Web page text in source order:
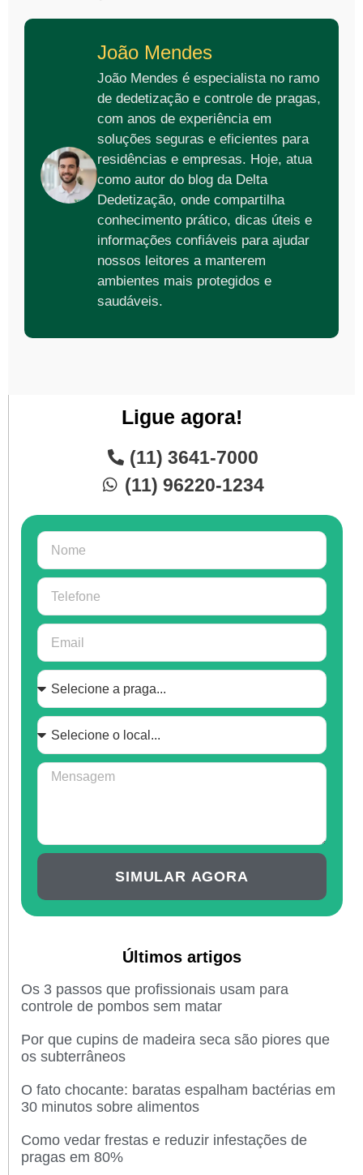
João Mendes
João Mendes é especialista no ramo
de dedetização e controle de pragas,
com anos de experiência em
soluções seguras e eficientes para
residências e empresas. Hoje, atua
como autor do blog da Delta
Dedetização, onde compartilha
conhecimento prático, dicas úteis e
informações confiáveis para ajudar
nossos leitores a manterem
ambientes mais protegidos e
saudáveis.
Ligue agora!
(11) 3641-7000
(11) 96220-1234
SIMULAR AGORA
Últimos artigos
Os 3 passos que profissionais usam para
controle de pombos sem matar
Por que cupins de madeira seca são piores que
os subterrâneos
O fato chocante: baratas espalham bactérias em
30 minutos sobre alimentos
Como vedar frestas e reduzir infestações de
pragas em 80%